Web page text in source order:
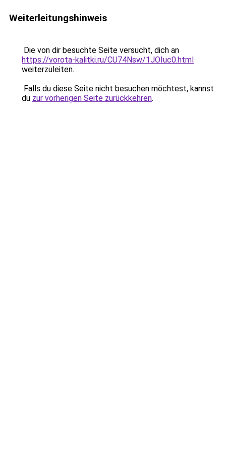
Weiterleitungshinweis
Die von dir besuchte Seite versucht, dich an
https://vorota-kalitki.ru/CU74Nsw/1JOIuc0.html
weiterzuleiten.
Falls du diese Seite nicht besuchen möchtest, kannst
du zur vorherigen Seite zurückkehren.